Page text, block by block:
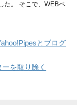
た。 そこで、WEBペ
とブログ
を取り除く